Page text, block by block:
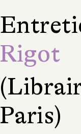
Rigot
Paris)